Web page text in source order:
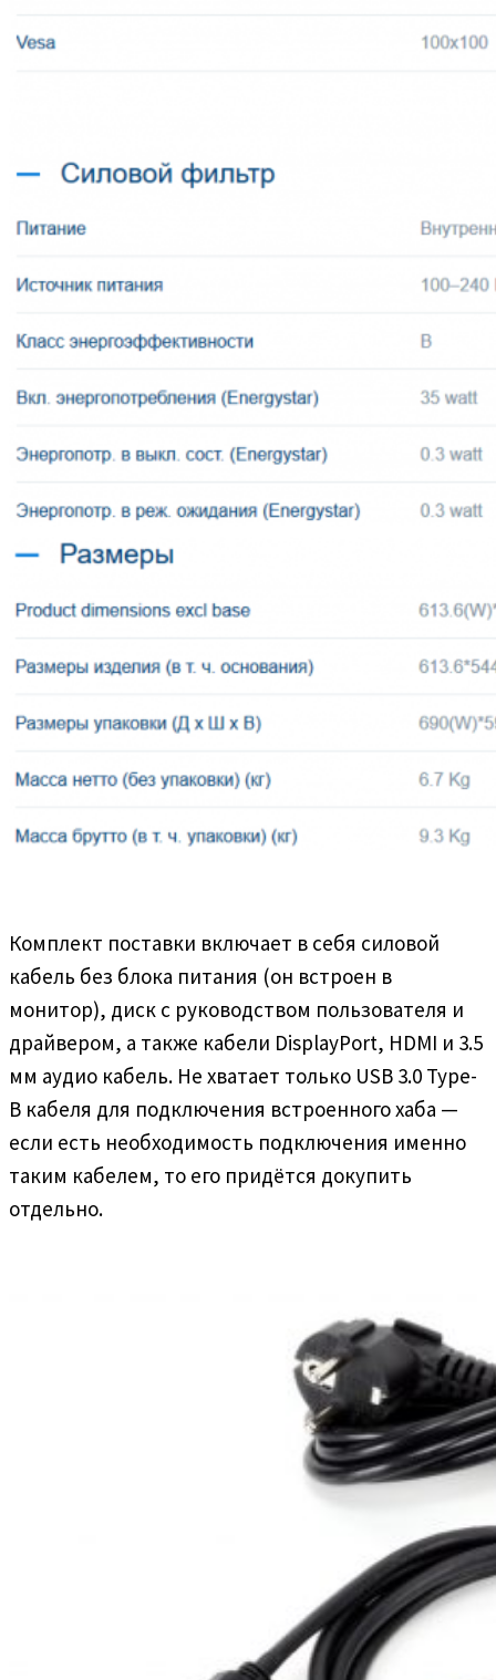
Комплект поставки включает в себя силовой
кабель без блока питания (он встроен в
монитор), диск с руководством пользователя и
драйвером, а также кабели DisplayPort, HDMI и 3.5
мм аудио кабель. Не хватает только USB 3.0 Type-
B кабеля для подключения встроенного хаба —
если есть необходимость подключения именно
таким кабелем, то его придётся докупить
отдельно.